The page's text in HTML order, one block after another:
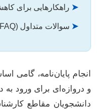
➤ راهکارهایی برای
➤ سوالات متداول (FAQ)
انجام پایان‌نامه، گامی
و دروازه‌ای برای ورود
دانشجویان مقاطع